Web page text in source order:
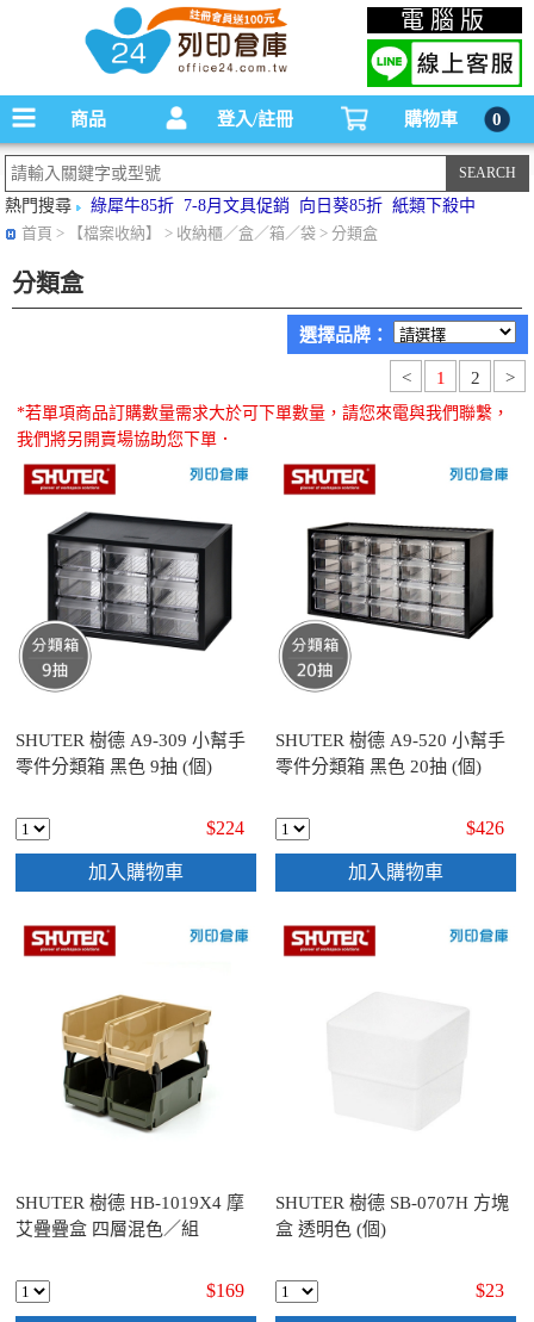
碳粉匣，墨水匣,原廠碳粉匣，副廠碳粉匣，環保碳粉匣,連續供墨印表機-office24列印
倉庫線上購物手機版
電腦版
商品 登入/註冊 購物車 0
熱門搜尋 綠犀牛85折 7-8月文具促銷 向日葵85折 紙類下殺中
首頁 > 【檔案收納】 > 收納櫃／盒／箱／袋 > 分類盒
分類盒
選擇品牌：
< 1 2 >
*若單項商品訂購數量需求大於可下單數量，請您來電與我們聯繫，
我們將另開賣場協助您下單．
SHUTER 樹德 A9-309 小幫手
零件分類箱 黑色 9抽 (個)
$224
加入購物車
SHUTER 樹德 A9-520 小幫手
零件分類箱 黑色 20抽 (個)
$426
加入購物車
SHUTER 樹德 HB-1019X4 摩
艾疊疊盒 四層混色／組
$169
SHUTER 樹德 SB-0707H 方塊
盒 透明色 (個)
$23